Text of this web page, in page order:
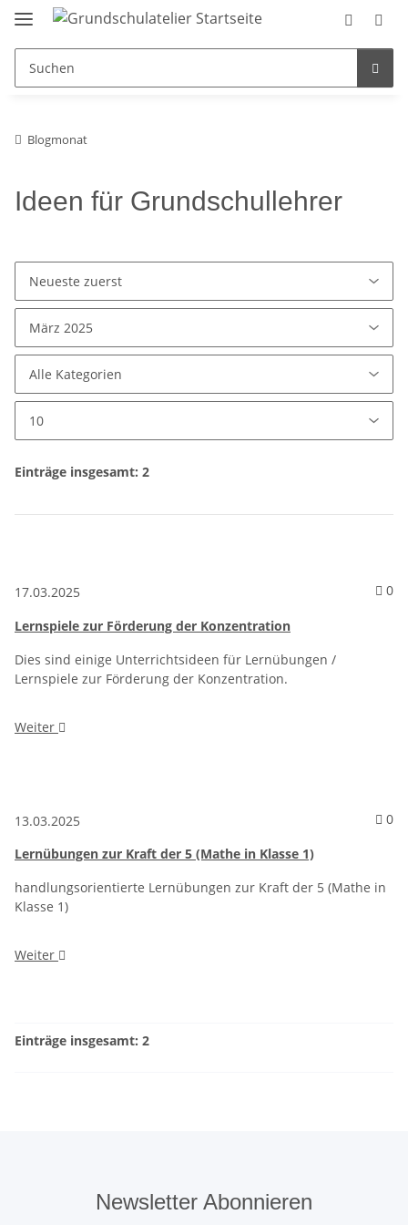
Blogmonat
Ideen für Grundschullehrer
Einträge insgesamt: 2
17.03.2025 0
Lernspiele zur Förderung der Konzentration
Dies sind einige Unterrichtsideen für Lernübungen /
Lernspiele zur Förderung der Konzentration.
Weiter
13.03.2025 0
Lernübungen zur Kraft der 5 (Mathe in Klasse 1)
handlungsorientierte Lernübungen zur Kraft der 5 (Mathe in
Klasse 1)
Weiter
Einträge insgesamt: 2
Newsletter Abonnieren